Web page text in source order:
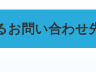
お問い合わせ